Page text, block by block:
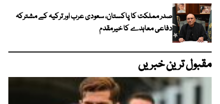
صدر مملکت کا پاکستان، سعودی عرب اور ترکیہ کے مشترکہ
دفاعی معاہدے کا خیرمقدم
مقبول ترین خبریں